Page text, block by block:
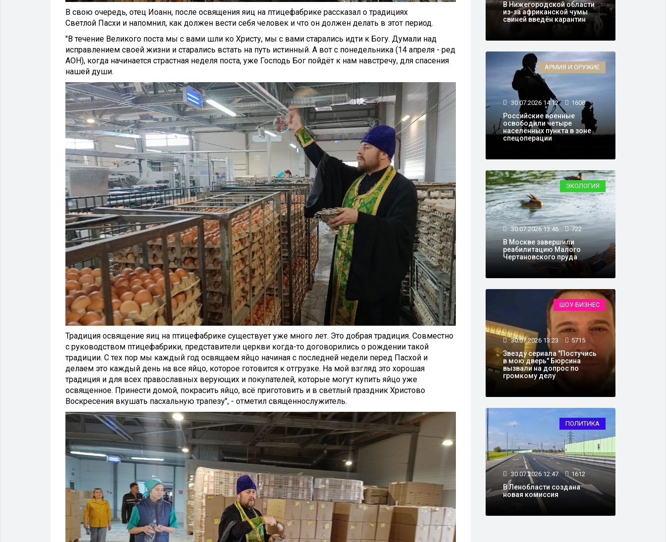
В свою очередь, отец Иоанн, после освящения яиц на птицефабрике рассказал о традициях
Светлой Пасхи и напомнил, как должен вести себя человек и что он должен делать в этот период.
"В течение Великого поста мы с вами шли ко Христу, мы с вами старались идти к Богу. Думали над
исправлением своей жизни и старались встать на путь истинный. А вот с понедельника (14 апреля - ред
АОН), когда начинается страстная неделя поста, уже Господь Бог пойдёт к нам навстречу, для спасения
нашей души.
Традиция освящение яиц на птицефабрике существует уже много лет. Это добрая традиция. Совместно
с руководством птицефабрики, представители церкви когда-то договорились о рождении такой
традиции. С тех пор мы каждый год освящаем яйцо начиная с последней недели перед Пасхой и
делаем это каждый день на все яйцо, которое готовится к отгрузке. На мой взгляд это хорошая
традиция и для всех православных верующих и покупателей, которые могут купить яйцо уже
освященное. Принести домой, покрасить яйцо, всё приготовить и в светлый праздник Христово
Воскресения вкушать пасхальную трапезу", - отметил священнослужитель.
В Нижегородской области
из-за африканской чумы
свиней введён карантин
АРМИЯ И ОРУЖИЕ
30.07.2026 14:12 1608
Российские военные
освободили четыре
населённых пункта в зоне
спецоперации
ЭКОЛОГИЯ
30.07.2026 13:46 722
В Москве завершили
реабилитацию Малого
Чертановского пруда
ШОУ-БИЗНЕС
30.07.2026 13:23 5715
Звезду сериала "Постучись
в мою дверь" Бюрсина
вызвали на допрос по
громкому делу
ПОЛИТИКА
30.07.2026 12:47 1612
В Ленобласти создана
новая комиссия